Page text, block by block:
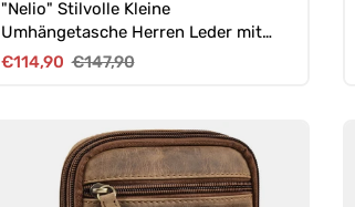
"Nelio" Stilvolle Kleine
Umhängetasche Herren Leder mit
Henkel passend für 10,1 Zoll Tablet
Verkaufspreis
€114,90 Normaler Preis
€147,90